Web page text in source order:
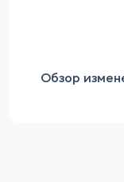
Обзор